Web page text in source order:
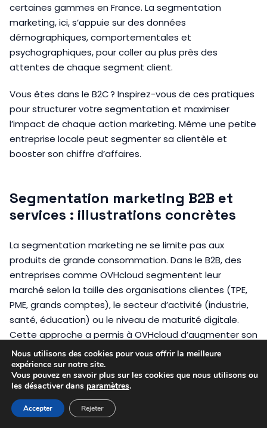
certaines gammes en France. La segmentation
marketing, ici, s’appuie sur des données
démographiques, comportementales et
psychographiques, pour coller au plus près des
attentes de chaque segment client.
Vous êtes dans le B2C ? Inspirez-vous de ces pratiques
pour structurer votre segmentation et maximiser
l’impact de chaque action marketing. Même une petite
entreprise locale peut segmenter sa clientèle et
booster son chiffre d’affaires.
Segmentation marketing B2B et
services : illustrations concrètes
La segmentation marketing ne se limite pas aux
produits de grande consommation. Dans le B2B, des
entreprises comme OVHcloud segmentent leur
marché selon la taille des organisations clientes (TPE,
PME, grands comptes), le secteur d’activité (industrie,
santé, éducation) ou le niveau de maturité digitale.
Cette approche a permis à OVHcloud d’augmenter son
chiffre d’affaires B2B de 32 % entre 2021 et 2023. Dans le
secteur des services, une société de consulting
parisienne a doublé son taux de transformation en
proposant des offres personnalisées selon le profil
digital de ses prospects.
Nous utilisons des cookies pour vous offrir la meilleure
expérience sur notre site.
Vous pouvez en savoir plus sur les cookies que nous utilisons ou
les désactiver dans paramètres.
Accepter Rejeter